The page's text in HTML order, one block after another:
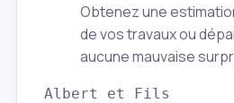
Obtenez une
de vos travaux ou
aucune mauvaise
Albert et Fils